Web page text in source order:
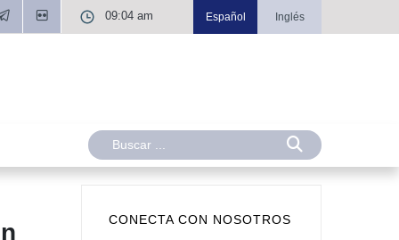
09:04 am Español Inglés
CONECTA CON NOSOTROS